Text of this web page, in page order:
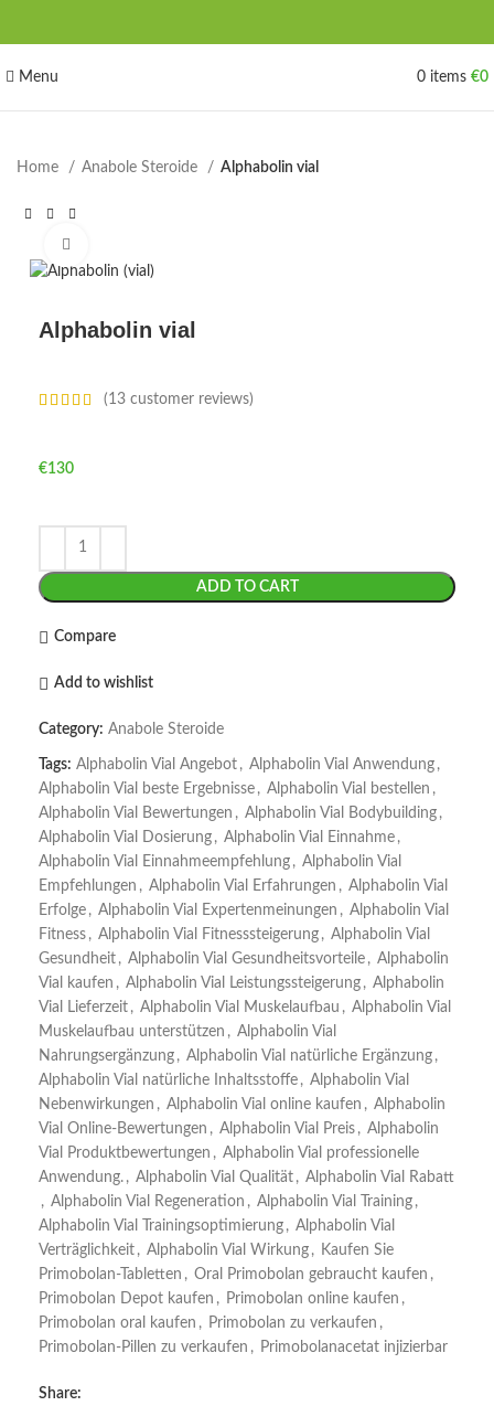
Menu 0 items €0
Home Anabole Steroide Alphabolin vial
Alphabolin vial
(13 customer reviews)
€130
ADD TO CART
Compare
Add to wishlist
Category: Anabole Steroide
Tags: Alphabolin Vial Angebot , Alphabolin Vial Anwendung ,
Alphabolin Vial beste Ergebnisse , Alphabolin Vial bestellen ,
Alphabolin Vial Bewertungen , Alphabolin Vial Bodybuilding ,
Alphabolin Vial Dosierung , Alphabolin Vial Einnahme ,
Alphabolin Vial Einnahmeempfehlung , Alphabolin Vial
Empfehlungen , Alphabolin Vial Erfahrungen , Alphabolin Vial
Erfolge , Alphabolin Vial Expertenmeinungen , Alphabolin Vial
Fitness , Alphabolin Vial Fitnesssteigerung , Alphabolin Vial
Gesundheit , Alphabolin Vial Gesundheitsvorteile , Alphabolin
Vial kaufen , Alphabolin Vial Leistungssteigerung , Alphabolin
Vial Lieferzeit , Alphabolin Vial Muskelaufbau , Alphabolin Vial
Muskelaufbau unterstützen , Alphabolin Vial
Nahrungsergänzung , Alphabolin Vial natürliche Ergänzung ,
Alphabolin Vial natürliche Inhaltsstoffe , Alphabolin Vial
Nebenwirkungen , Alphabolin Vial online kaufen , Alphabolin
Vial Online-Bewertungen , Alphabolin Vial Preis , Alphabolin
Vial Produktbewertungen , Alphabolin Vial professionelle
Anwendung. , Alphabolin Vial Qualität , Alphabolin Vial Rabatt
, Alphabolin Vial Regeneration , Alphabolin Vial Training ,
Alphabolin Vial Trainingsoptimierung , Alphabolin Vial
Verträglichkeit , Alphabolin Vial Wirkung , Kaufen Sie
Primobolan-Tabletten , Oral Primobolan gebraucht kaufen ,
Primobolan Depot kaufen , Primobolan online kaufen ,
Primobolan oral kaufen , Primobolan zu verkaufen ,
Primobolan-Pillen zu verkaufen , Primobolanacetat injizierbar
Share: